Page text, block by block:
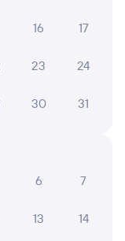
тоже
16 17
23 24
30 31
6 7
13 14